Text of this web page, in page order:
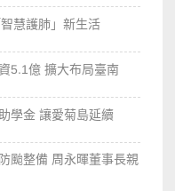
慧護肺」新生活
5.1億 擴大布局臺南
學金 讓愛菊島延續
颱整備 周永暉董事長親